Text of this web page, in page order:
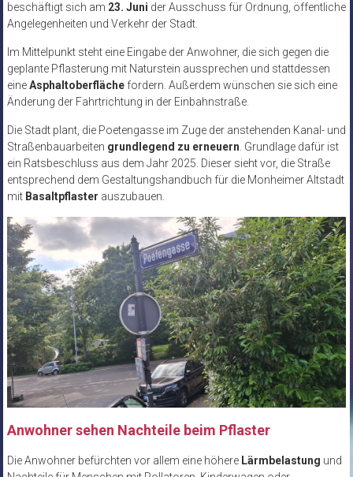
beschäftigt sich am 23. Juni der Ausschuss für Ordnung, öffentliche
Angelegenheiten und Verkehr der Stadt.
Im Mittelpunkt steht eine Eingabe der Anwohner, die sich gegen die
geplante Pflasterung mit Naturstein aussprechen und stattdessen
eineAsphaltoberflächefordern. Außerdem wünschen sie sich eine
Änderung der Fahrtrichtung in der Einbahnstraße.
Die Stadt plant, die Poetengasse im Zuge der anstehenden Kanal- und
Straßenbauarbeiten grundlegend zu erneuern. Grundlage dafür ist
ein Ratsbeschluss aus dem Jahr 2025. Dieser sieht vor, die Straße
entsprechend dem Gestaltungshandbuch für die Monheimer Altstadt
mit Basaltpflaster auszubauen.
Anwohner sehen Nachteile beim Pflaster
Die Anwohner befürchten vor allem eine höhere Lärmbelastung und